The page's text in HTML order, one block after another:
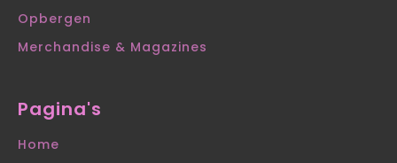
Opbergen
Merchandise & Magazines
Pagina's
Home